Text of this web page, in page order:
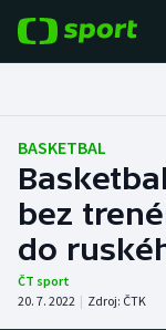
Fotbal
Hokej
Tenis
Atletika
BASKETBAL
bez
do
ČT sport
20. 7. 2022 | Zdroj: ČTK